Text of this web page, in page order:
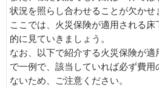
状況を照らし合わせることが欠かせ
ここでは、火災保険が適用される
的に見ていきましょう。
なお、以下で紹介する火災保険が適
で一例で、該当していれば必ず費
ないため、ご注意ください。